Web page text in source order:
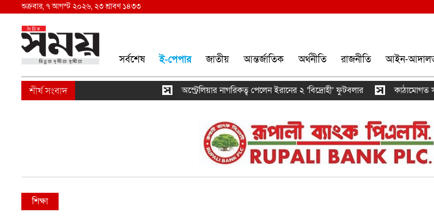
শুক্রবার, ৭ আগস্ট ২০২৬, ২৩ শ্রাবণ ১৪৩৩
সর্বশেষ ই-পেপার জাতীয় আন্তর্জাতিক অর্থনীতি রাজনীতি আইন-
অস্ট্রেলিয়ার নাগরিকত্ব পেলেন ইরানের ২ ‘বিদ্রোহী’ ফুটবলার কাঠামোগত
শিক্ষা